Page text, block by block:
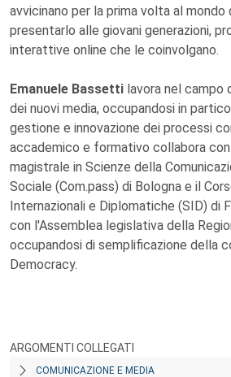
avvicinano per la prima volta al
presentarlo alle giovani generazioni,
interattive online che le coinvolgano.
Emanuele Bassetti lavora nel campo
dei nuovi media, occupandosi in
gestione e innovazione dei processi
accademico e formativo collabora con
magistrale in Scienze della
Sociale (Com.pass) di Bologna e il
Internazionali e Diplomatiche (SID) di
con l'Assemblea legislativa della
occupandosi di semplificazione della
Democracy.
ARGOMENTI COLLEGATI
COMUNICAZIONE E MEDIA